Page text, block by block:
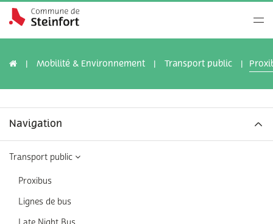
Mobilité & Environnement Transport public
Navigation
Transport public
Proxibus
Lignes de bus